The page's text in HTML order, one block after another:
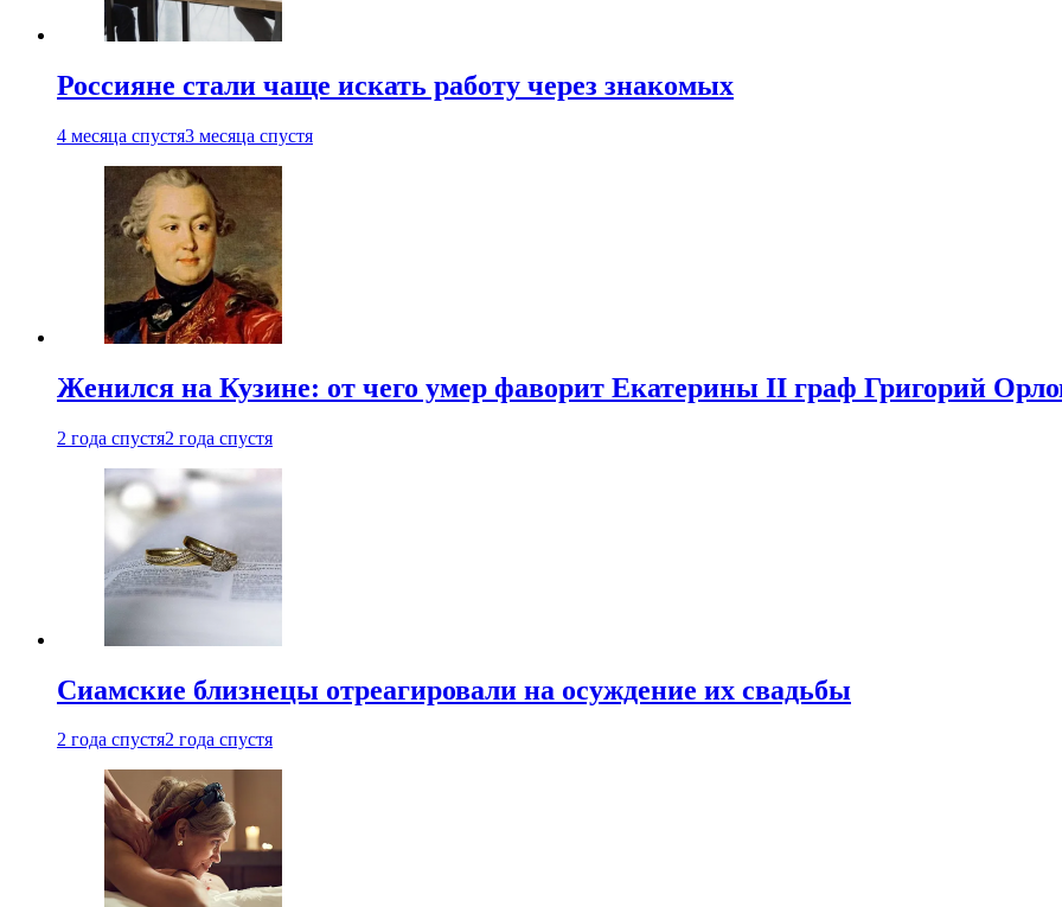
Россияне стали чаще искать работу через знакомых
4 месяца спустя3 месяца спустя
Женился на Кузине: от чего умер фаворит Екатерины II граф Григорий
2 года спустя2 года спустя
Cиамские близнецы отреагировали на осуждение их свадьбы
2 года спустя2 года спустя